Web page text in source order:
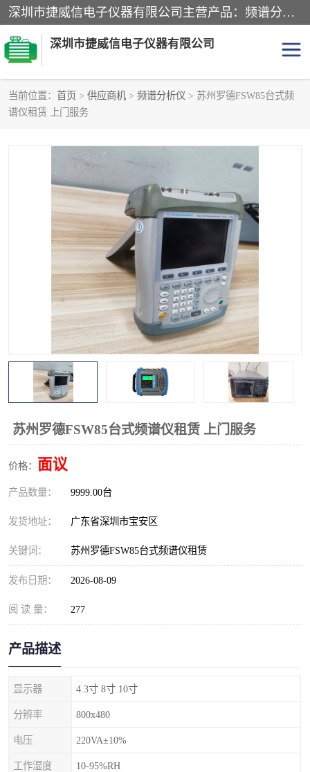
深圳市捷威信电子仪器有限公司主营产品：频谱分析仪.信号发生器.网络分析仪.音频分析仪，示波器，电源，音频分析仪。综合测试仪。蓝牙测试仪等
深圳市捷威信电子仪器有限公司
当前位置： 首页 > 供应商机 > 频谱分析仪 > 苏州罗德FSW85台式频
谱仪租赁 上门服务
苏州罗德FSW85台式频谱仪租赁 上门服务
价格： 面议
产品数量： 9999.00台
发货地址： 广东省深圳市宝安区
关键词： 苏州罗德FSW85台式频谱仪租赁
发布日期： 2026-08-09
阅 读 量： 277
产品描述
显示器 4.3寸 8寸 10寸
分辨率 800x480
电压 220VA±10%
工作湿度 10-95%RH
探头
音频分析仪 天馈线测试仪
万用表 信号源
GPIB-USB卡 数据采集仪
数字源表 数字源表
函数信号发生器
示波器 直流电源
阻抗分析仪
频率计 无线测试仪
静电计